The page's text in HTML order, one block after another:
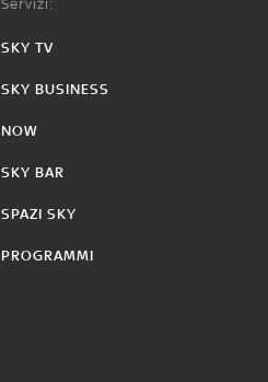
Servizi:
SKY TV
SKY BUSINESS
NOW
SKY BAR
SPAZI SKY
PROGRAMMI